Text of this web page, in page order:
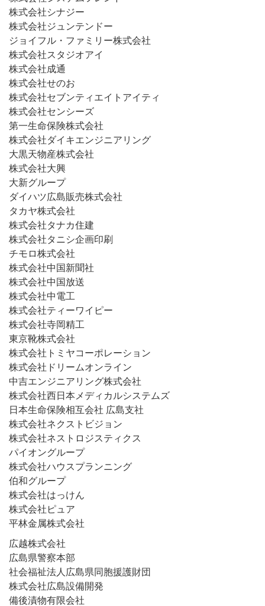
株式会社シナジー
株式会社ジュンテンドー
ジョイフル・ファミリー株式会社
株式会社スタジオアイ
株式会社成通
株式会社せのお
株式会社セブンティエイトアイティ
株式会社センシーズ
第一生命保険株式会社
株式会社ダイキエンジニアリング
大黒天物産株式会社
株式会社大興
大新グループ
ダイハツ広島販売株式会社
タカヤ株式会社
株式会社タナカ住建
株式会社タニシ企画印刷
チモロ株式会社
株式会社中国新聞社
株式会社中国放送
株式会社中電工
株式会社ティーワイピー
株式会社寺岡精工
東京靴株式会社
株式会社トミヤコーポレーション
株式会社ドリームオンライン
中吉エンジニアリング株式会社
株式会社西日本メディカルシステムズ
日本生命保険相互会社 広島支社
株式会社ネクストビジョン
株式会社ネストロジスティクス
パイオングループ
株式会社ハウスプランニング
伯和グループ
株式会社はっけん
株式会社ピュア
平林金属株式会社
広越株式会社
広島県警察本部
社会福祉法人広島県同胞援護財団
株式会社広島設備開発
備後漬物有限会社